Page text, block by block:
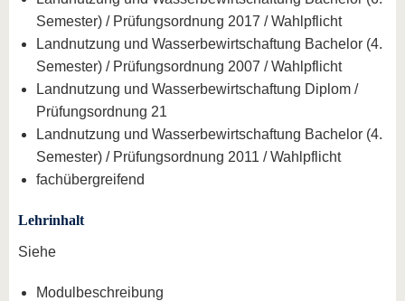
Semester) / Prüfungsordnung 2017 / Wahlpflicht
Landnutzung und Wasserbewirtschaftung Bachelor (4.
Semester) / Prüfungsordnung 2007 / Wahlpflicht
Landnutzung und Wasserbewirtschaftung Diplom /
Prüfungsordnung 21
Landnutzung und Wasserbewirtschaftung Bachelor (4.
Semester) / Prüfungsordnung 2011 / Wahlpflicht
fachübergreifend
Lehrinhalt
Siehe
Modulbeschreibung